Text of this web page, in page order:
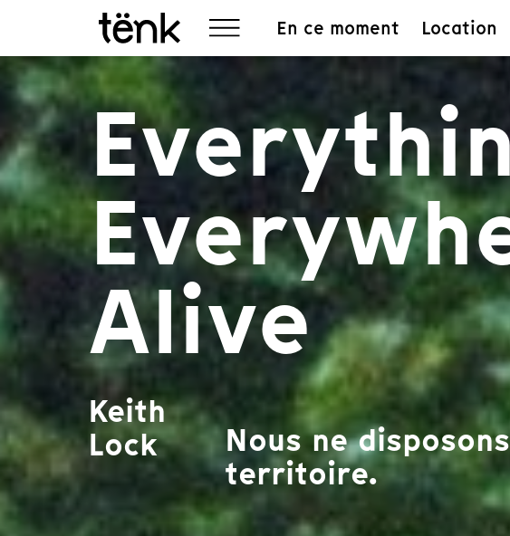
En ce moment Location
Alive
Keith
Lock Nous ne
territoire.